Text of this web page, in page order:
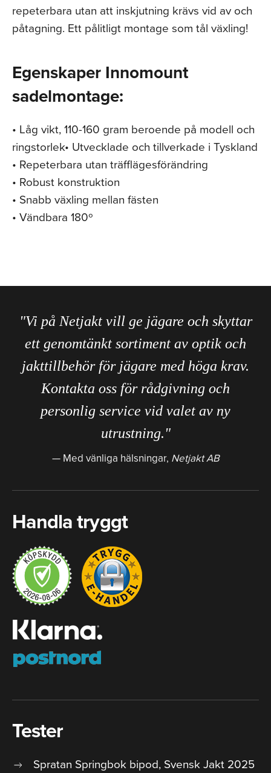
repeterbara utan att inskjutning krävs vid av och
påtagning. Ett pålitligt montage som tål växling!
Egenskaper Innomount
sadelmontage:
• Låg vikt, 110-160 gram beroende på modell och
ringstorlek• Utvecklade och tillverkade i Tyskland
• Repeterbara utan träfflägesförändring
• Robust konstruktion
• Snabb växling mellan fästen
• Vändbara 180º
"Vi på Netjakt vill ge jägare och skyttar
ett genomtänkt sortiment av optik och
jakttillbehör för jägare med höga krav.
Kontakta oss för rådgivning och
personlig service vid valet av ny
utrustning."
Med vänliga hälsningar, Netjakt AB
Handla tryggt
Tester
Spratan Springbok bipod, Svensk Jakt 2025